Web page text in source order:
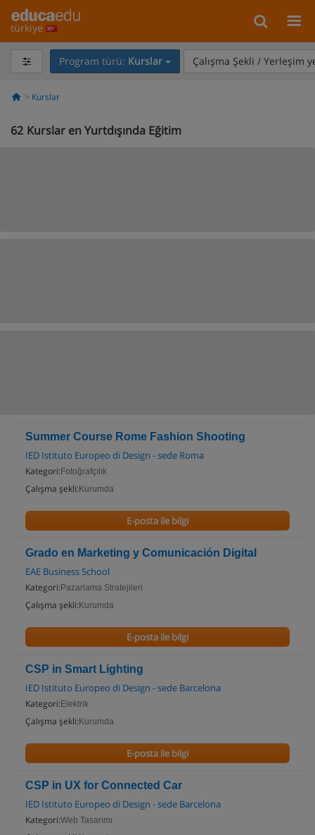
türkiye
Program türü: Kurslar Çalışma Şekli / Yerleşim
Kurslar
62 Kurslar en Yurtdışında Eğitim
Summer Course Rome Fashion Shooting
IED Istituto Europeo di Design - sede Roma
Kategori: Fotoğrafçılık
Çalışma şekli: Kurumda
E-posta ile bilgi
Grado en Marketing y Comunicación Digital
EAE Business School
Kategori: Pazarlama Stratejileri
Çalışma şekli: Kurumda
E-posta ile bilgi
CSP in Smart Lighting
IED Istituto Europeo di Design - sede Barcelona
Kategori: Elektrik
Çalışma şekli: Kurumda
E-posta ile bilgi
CSP in UX for Connected Car
IED Istituto Europeo di Design - sede Barcelona
Kategori:Web Tasarımı